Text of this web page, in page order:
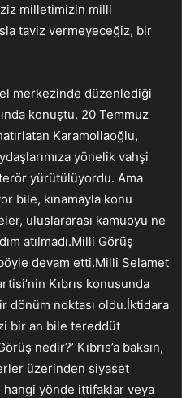
milletimizin milli
taviz vermeyeceğiz, bir
merkezinde düzenlediği
konuştu. 20 Temmuz
Karamollaoğlu,
yönelik vahşi
yürütülüyordu. Ama
bile, kınamayla konu
uluslararası kamuoyu ne
atılmadı.Milli Görüş
devam etti.Milli Selamet
Kıbrıs konusunda
dönüm noktası oldu.İktidara
bir an bile tereddüt
nedir?’ Kıbrıs’a baksın,
üzerinden siyaset
yönde ittifaklar veya